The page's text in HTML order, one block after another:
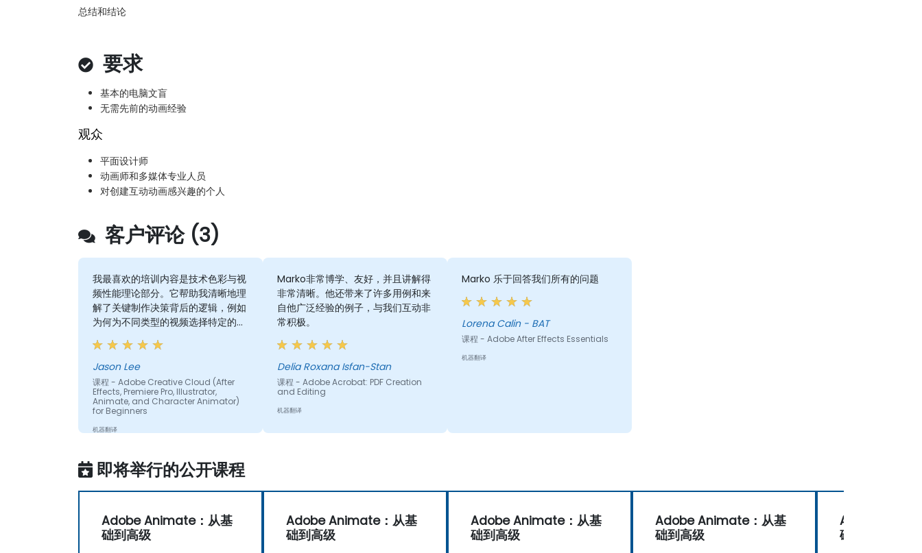
总结和结论
要求
基本的电脑文盲
无需先前的动画经验
观众
平面设计师
动画师和多媒体专业人员
对创建互动动画感兴趣的个人
客户评论 (3)
我最喜欢的培训内容是技术色彩与视
频性能理论部分。它帮助我清晰地理
解了关键制作决策背后的逻辑，例如
为何为不同类型的视频选择特定的帧
率，以及特定的色彩空间如何影响视
觉质量和性能。有了这一理论基础，
技术概念变得更加有意义，也更容易
在实际场景中应用。
Jason Lee
课程 - Adobe Creative Cloud (After
Effects, Premiere Pro, Illustrator,
Animate, and Character Animator)
for Beginners
机器翻译
Marko非常博学、友好，并且讲解得
非常清晰。他还带来了许多用例和来
自他广泛经验的例子，与我们互动非
常积极。
Delia Roxana Isfan-Stan
课程 - Adobe Acrobat: PDF Creation
and Editing
机器翻译
Marko 乐于回答我们所有的问题
Lorena Calin - BAT
课程 - Adobe After Effects Essentials
机器翻译
即将举行的公开课程
Adobe Animate：从基
础到高级
Adobe Animate：从基
础到高级
Adobe Animate：从基
础到高级
Adobe Animate：从基
础到高级
Adobe
础到高级